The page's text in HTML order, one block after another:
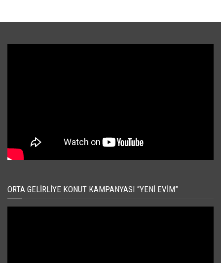
ORTA GELIRLIYE KONUT KAMPANYASI “YENI EVIM”